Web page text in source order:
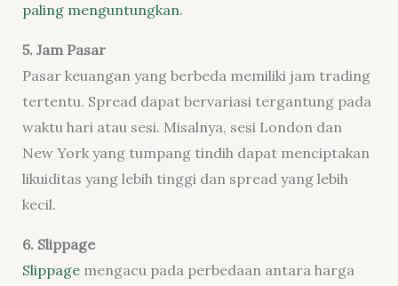
paling menguntungkan.
5. Jam Pasar
Pasar keuangan yang berbeda memiliki jam trading
tertentu. Spread dapat bervariasi tergantung pada
waktu hari atau sesi. Misalnya, sesi London dan
New York yang tumpang tindih dapat menciptakan
likuiditas yang lebih tinggi dan spread yang lebih
kecil.
6. Slippage
Slippagemengacu pada perbedaan antara harga